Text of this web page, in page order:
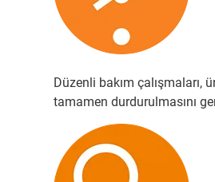
Düzenli bakım çalışmaları,
tamamen durdurulmasını